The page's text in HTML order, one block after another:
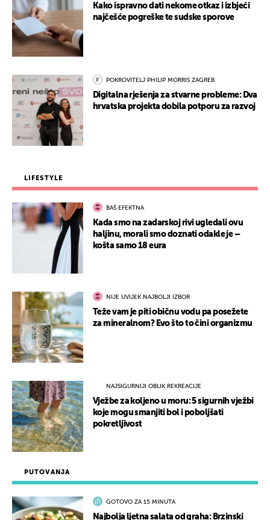
PUTOVANJA
GOTOVO ZA 15 MINUTA
Najbolja ljetna salata od graha: Brzinski
Kako ispravno dati nekome otkaz i izbjeći
najčešće pogreške te sudske sporove
POKROVITELJ PHILIP MORRIS ZAGREB
Digitalna rješenja za stvarne probleme: Dva
hrvatska projekta dobila potporu za razvoj
LIFESTYLE
BAŠ EFEKTNA
Kada smo na zadarskoj rivi ugledali ovu
haljinu, morali smo doznati odakle je –
košta samo 18 eura
NIJE UVIJEK NAJBOLJI IZBOR
Teže vam je piti običnu vodu pa posežete
za mineralnom? Evo što to čini organizmu
NAJSIGURNIJI OBLIK REKREACIJE
Vježbe za koljeno u moru: 5 sigurnih vježbi
koje mogu smanjiti bol i poboljšati
pokretljivost